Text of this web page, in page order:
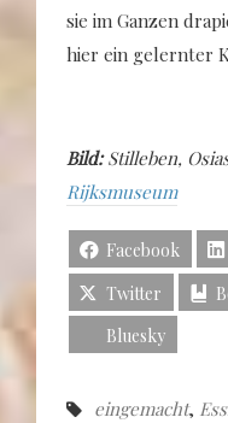
sie im Ganzen
hier ein gelernter
Bild:Stilleben,
Rijksmuseum
Facebook
Twitter
Bluesky
eingemacht,